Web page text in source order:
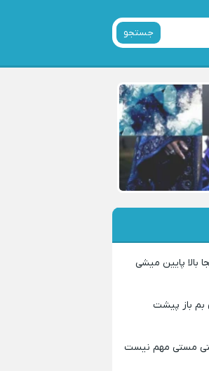
جستجو
بالا پایین میشی
بم باز پیشت
مستی مهم نیست